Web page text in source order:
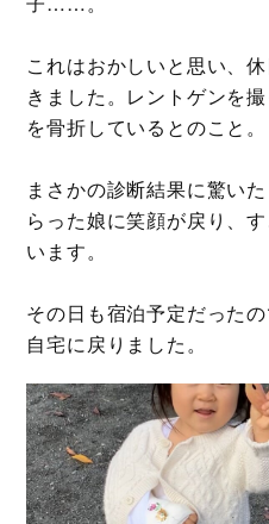
これはおかしいと思い、
きました。レントゲンを
を骨折しているとのこと。
まさかの診断結果に驚い
らった娘に笑顔が戻り、
います。
その日も宿泊予定だった
自宅に戻りました。